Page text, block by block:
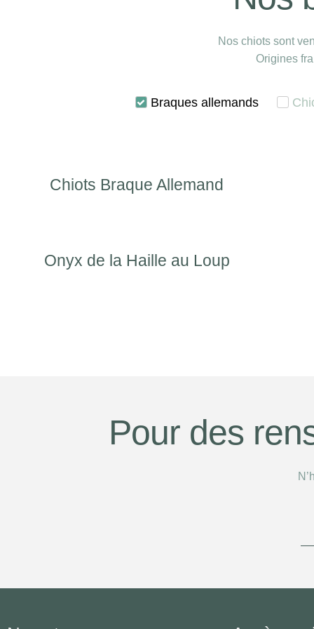
Nos chiots sont
Origines
Braques allemands
Chiots Braque Allemand
Onyx de la Haille au Loup
Pour des